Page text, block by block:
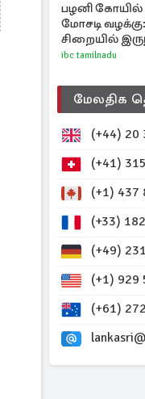
பழனி கோயில்
மோசடி வழக்கு:
சிறையில்
அன்வர்தீன்
ibc tamilnadu
மேலதிக
(+44) 20
(+41)
(+1) 437
(+33)
(+49)
(+1) 929
(+61)